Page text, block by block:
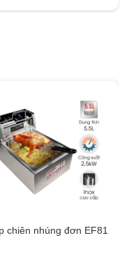
chiên nhúng đơn EF81